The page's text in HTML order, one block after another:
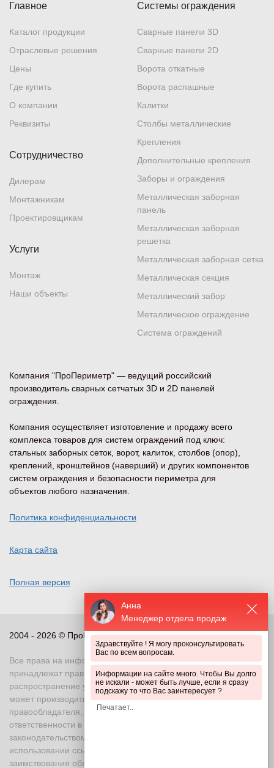
Анна
Менеджер отдела продаж
Здравствуйте ! Я могу проконсультировать
Вас по всем вопросам.
Информации на сайте много. Чтобы Вы долго
не искали - может быть лучше, если я сразу
подскажу то что Вас заинтересует ?
Компания "ПроПериметр" — ведущий российский
производитель сварных сетчатых 3D и 2D панелей
ограждения.
Компания осуществляет изготовление и продажу всего
комплекса товаров для систем ограждений под ключ:
стальных заборных сеток, ворот, калиток, столбов (опор),
креплений, кронштейнов (наверший) и других компонентов
систем ограждения и безопасности периметра для
объектов любого назначения.
Политика конфиденциальности
Карта сайта
Полная версия
Главное
Каталог продукции
Отраслевые решения
Цены
Где купить
О компании
Реквизиты
Системы ограждения
Сварные панели 3D
Сварные панели 2D
Ворота откатные
Ворота распашные
Калитки
Столбы металлические
Крепления
Дополнительные крепления
Заборы и ограждения
Металлическая заборная
панель
Металлическая заборная
решетка
Металлическая заборная сетка
Металлическая секция
Металлический забор
Металлическое ограждение
Система ограждений
Сотрудничество
Дилерам
Монтажникам
Проектировщикам
Услуги
Монтаж
Наши объекты
2004 - 2026 © ПроПериметр, все права защищены
Все права на информационные и иные материалы сайта
принадлежат правообладателю. Воспроизведение или
распространение указанных материалов в любой форме
может производиться только с письменного разрешения
правообладателя, в противном случае возможно применение
ответственности в соответствии с действующим
законодательством Российской Федерации. При
использовании ссылка на правообладателя и источник
заимствования обязательна